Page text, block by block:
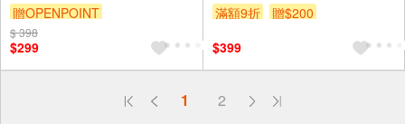
璃修補液/玻璃修補劑/汽車玻璃
修補/玻璃修復劑)
贈OPENPOINT
訂單滿999享9折
$ 398
$299
滿額9折
贈$200
$399
1 2
偏遠地區配送